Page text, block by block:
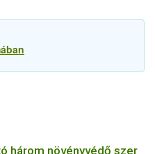
három növényvédő szer